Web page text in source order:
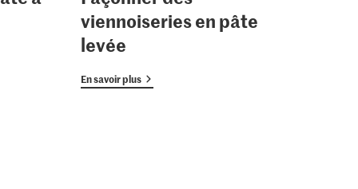
viennoiseries en pâte
levée
En savoir plus